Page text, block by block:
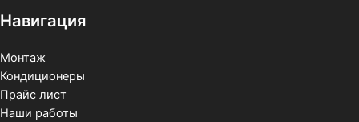
Навигация
Монтаж
Кондиционеры
Прайс лист
Наши работы